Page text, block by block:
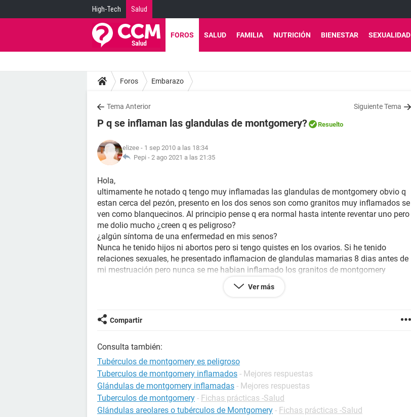
High-Tech Salud
FOROS SALUD FAMILIA NUTRICIÓN BIENESTAR SEXUALIDAD
Foros Embarazo
Tema Anterior Siguiente Tema
P q se inflaman las glandulas de montgomery? Resuelto
elizee - 1 sep 2010 a las 18:34
Pepi - 2 ago 2021 a las 21:35
Hola,
ultimamente he notado q tengo muy inflamadas las glandulas de montgomery obvio q
estan cerca del pezón, presento en los dos senos son como granitos muy inflamados se
ven como blanquecinos. Al principio pense q era normal hasta intente reventar uno pero
me dolio mucho ¿creen q es peligroso?
¿algún síntoma de una enfermedad en mis senos?
Nunca he tenido hijos ni abortos pero si tengo quistes en los ovarios. Si he tenido
relaciones sexuales, he presentado inflamacion de glandulas mamarias 8 dias antes de
mi mestruación pero nunca se me habian inflamado los granitos de montgomery
Ver más
Compartir
Consulta también:
Tubérculos de montgomery es peligroso
Tuberculos de montgomery inflamados - Mejores respuestas
Glándulas de montgomery inflamadas - Mejores respuestas
Tuberculos de montgomery - Fichas prácticas -Salud
Glándulas areolares o tubérculos de Montgomery - Fichas prácticas -Salud